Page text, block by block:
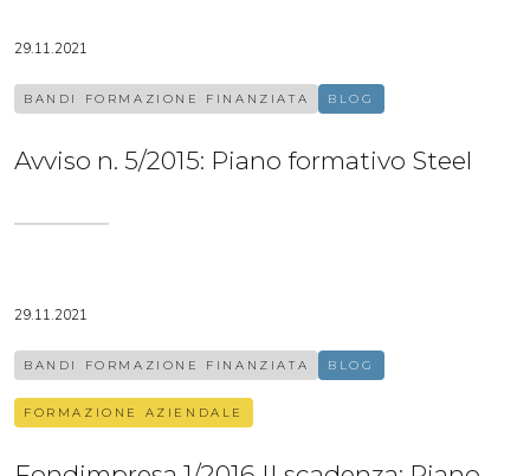
29.11.2021
BANDI FORMAZIONE FINANZIATA BLOG
Avviso n. 5/2015: Piano formativo Steel
29.11.2021
BANDI FORMAZIONE FINANZIATA BLOG
FORMAZIONE AZIENDALE